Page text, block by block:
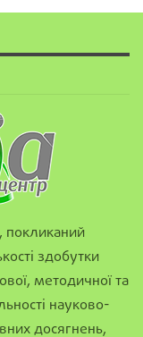
покликаний
здобутки
методичної та
науково-
досягнень,